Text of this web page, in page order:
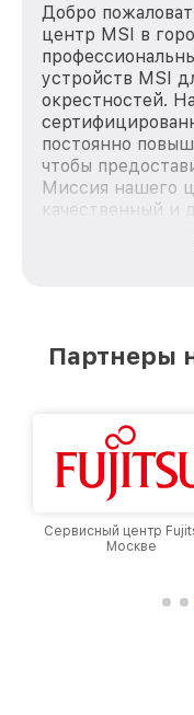
Добро
центр MSI в
устройств MSI
окрестностей.
постоянно
чтобы
Миссия нашего
качественный и
каждого
зависимости от
Москве,
Партнеры
Сервисный центр
Москве